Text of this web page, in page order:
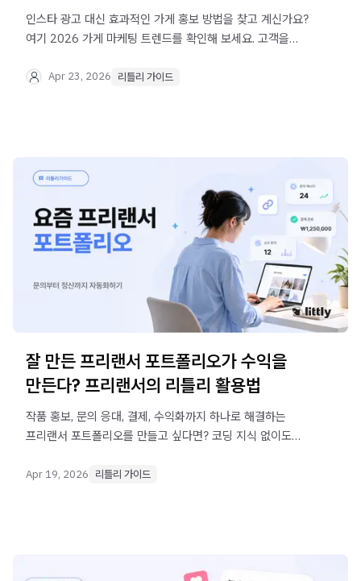
인스타 광고 대신 효과적인 가게 홍보 방법을 찾고 계신가요?
여기 2026 가게 마케팅 트렌드를 확인해 보세요. 고객을
Apr 23, 2026 리틀리 가이드
잘 만든 프리랜서 포트폴리오가 수익을
만든다? 프리랜서의 리틀리 활용법
작품 홍보, 문의 응대, 결제, 수익화까지 하나로 해결하는
프리랜서 포트폴리오를 만들고 싶다면? 코딩 지식 없이도
알려드립니다.
Apr 19, 2026 리틀리 가이드